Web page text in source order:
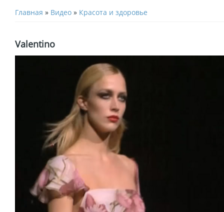
Главная » Видео » Красота и здоровье
Valentino